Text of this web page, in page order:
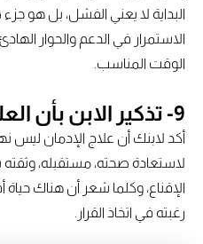
البداية لا يعني الفشل، بل هو جزء
الاستمرار في الدعم والحوار
الوقت المناسب.
9- تذكير الابن بأن العلاج بداية جديدة
أكد لابنك أن علاج الإدمان ليس
لاستعادة صحته، مستقبله،
الإقناع، وكلما شعر أن هناك حياة
رغبته في اتخاذ القرار.